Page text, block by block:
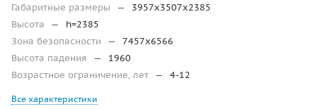
Габаритные размеры
—
3957х3507х2385
Высота
—
h=2385
Зона безопасности
—
7457х6566
Высота падения
—
1960
Возрастное ограничение, лет — 4-12
Все характеристики